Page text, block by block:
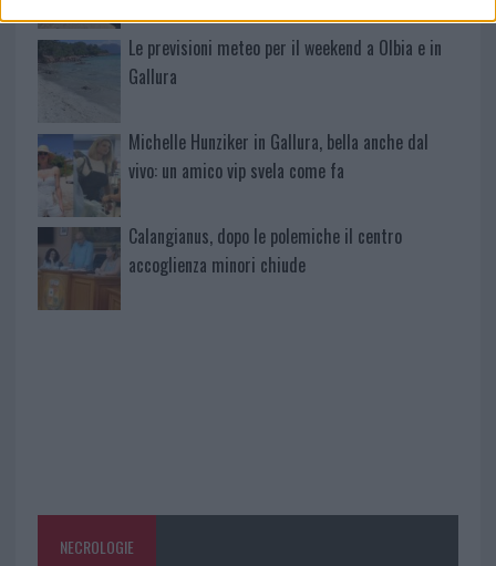
Le previsioni meteo per il weekend a Olbia e in
Gallura
Michelle Hunziker in Gallura, bella anche dal
vivo: un amico vip svela come fa
Calangianus, dopo le polemiche il centro
accoglienza minori chiude
NECROLOGIE